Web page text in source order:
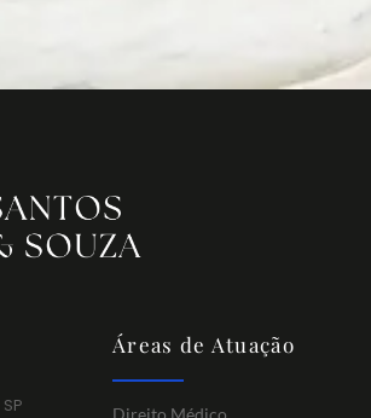
Áreas de Atuação
Direito Médico